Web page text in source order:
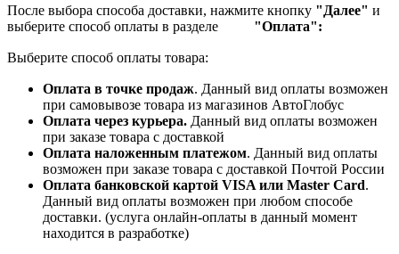
После выбора способа доставки, нажмите кнопку "Далее" и
выберите способ оплаты в разделе "Оплата":
Выберите способ оплаты товара:
Оплата в точке продаж. Данный вид оплаты возможен
при самовывозе товара из магазинов АвтоГлобус
Оплата через курьера. Данный вид оплаты возможен
при заказе товара с доставкой
Оплата наложенным платежом. Данный вид оплаты
возможен при заказе товара с доставкой Почтой России
Оплата банковской картой VISA или Master Card.
Данный вид оплаты возможен при любом способе
доставки. (услуга онлайн-оплаты в данный момент
находится в разработке)